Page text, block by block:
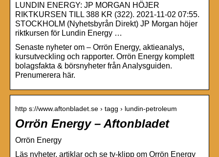
LUNDIN ENERGY: JP MORGAN HÖJER
RIKTKURSEN TILL 388 KR (322). 2021-11-02 07:55.
STOCKHOLM (Nyhetsbyrån Direkt) JP Morgan höjer
riktkursen för Lundin Energy …
Senaste nyheter om – Orrön Energy, aktieanalys,
kursutveckling och rapporter. Orrön Energy komplett
bolagsfakta & börsnyheter från Analysguiden.
Prenumerera här.
http s://www.aftonbladet.se › tagg › lundin-petroleum
Orrön Energy – Aftonbladet
Orrön Energy
Läs nyheter, artiklar och se tv-klipp om Orrön Energy